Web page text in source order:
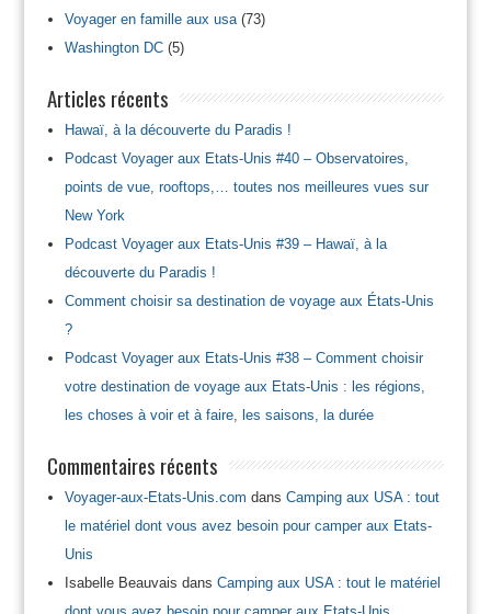
Voyager en famille aux usa(73)
Washington DC(5)
Articles récents
Hawaï, à la découverte du Paradis !
Podcast Voyager aux Etats-Unis #40 – Observatoires,
points de vue, rooftops,… toutes nos meilleures vues sur
New York
Podcast Voyager aux Etats-Unis #39 – Hawaï, à la
découverte du Paradis !
Comment choisir sa destination de voyage aux États-Unis
?
Podcast Voyager aux Etats-Unis #38 – Comment choisir
votre destination de voyage aux Etats-Unis : les régions,
les choses à voir et à faire, les saisons, la durée
Commentaires récents
Voyager-aux-Etats-Unis.com dans Camping aux USA : tout
le matériel dont vous avez besoin pour camper aux Etats-
Unis
Isabelle Beauvais dans Camping aux USA : tout le matériel